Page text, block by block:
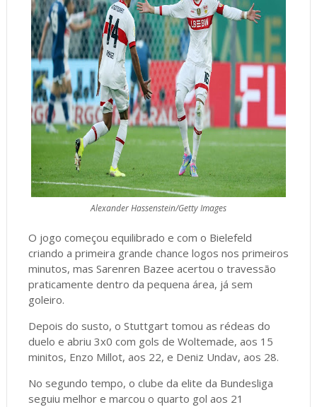
Alexander Hassenstein/Getty Images
O jogo começou equilibrado e com o Bielefeld
criando a primeira grande chance logos nos primeiros
minutos, mas Sarenren Bazee acertou o travessão
praticamente dentro da pequena área, já sem
goleiro.
Depois do susto, o Stuttgart tomou as rédeas do
duelo e abriu 3x0 com gols de Woltemade, aos 15
minitos, Enzo Millot, aos 22, e Deniz Undav, aos 28.
No segundo tempo, o clube da elite da Bundesliga
seguiu melhor e marcou o quarto gol aos 21